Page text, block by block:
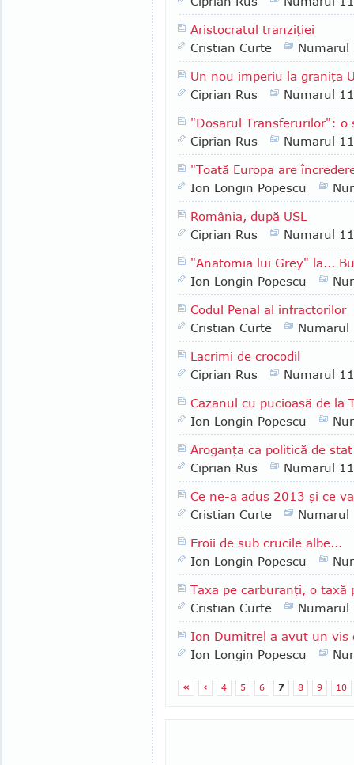
Aristocratul tranziţiei
Cristian Curte
Numarul
Un nou imperiu la graniţa
Ciprian Rus
Numarul
"Dosarul Transferurilor": o
Ciprian Rus
Numarul
"Toată Europa are
Ion Longin Popescu
România, după USL
Ciprian Rus
Numarul
"Anatomia lui Grey" la...
Ion Longin Popescu
Codul Penal al infractorilor
Cristian Curte
Numarul
Lacrimi de crocodil
Ciprian Rus
Numarul
Cazanul cu pucioasă de la
Ion Longin Popescu
Aroganţa ca politică de stat
Ciprian Rus
Numarul
Ce ne-a adus 2013 şi ce
Cristian Curte
Numarul
Eroii de sub crucile albe...
Ion Longin Popescu
Taxa pe carburanţi, o taxă
Cristian Curte
Numarul
Ion Dumitrel a avut un vis
Ion Longin Popescu
« ‹ 4 5 6 7 8 9 10